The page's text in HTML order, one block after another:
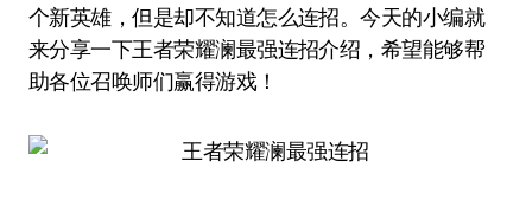
个新英雄，但是却不知道怎么连招。今天的小编就
来分享一下王者荣耀澜最强连招介绍，希望能够帮
助各位召唤师们赢得游戏！